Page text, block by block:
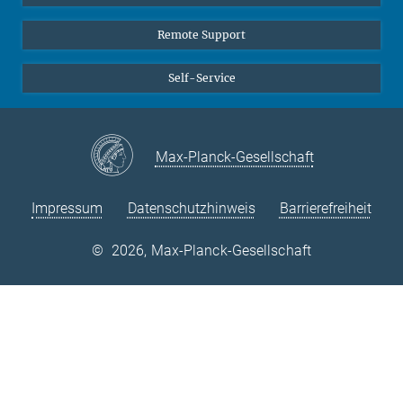
Remote Support
Self-Service
Max-Planck-Gesellschaft
Impressum Datenschutzhinweis Barrierefreiheit
© 2026, Max-Planck-Gesellschaft